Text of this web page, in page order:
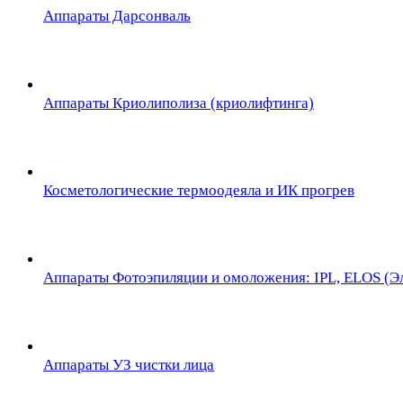
Аппараты Дарсонваль
Аппараты Криолиполиза (криолифтинга)
Косметологические термоодеяла и ИК прогрев
Аппараты Фотоэпиляции и омоложения: IPL, ELOS
Аппараты УЗ чистки лица